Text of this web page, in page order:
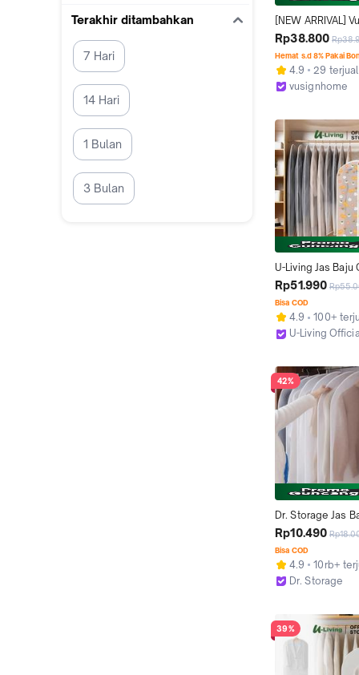
Terakhir ditambahkan
7 Hari
14 Hari
1 Bulan
3 Bulan
[NEW ARRIVAL]
Clothing Dust
Premium /
Anti Air Anti Debu /
Pelindung
Rp38.800
Hemat s.d 8% Pakai
4.9
29 terjual
vusignhome
U-Living Jas Baju
Motif Bunga
Air Anti Debu
Pakaian Ziplock
Rp51.990
Bisa COD
4.9
100+
U-Living
42%
Dr. Storage Jas
Baju Gantungan
Debu Pelindung
Ziplock CB001
Rp10.490
Bisa COD
4.9
10rb+
Dr. Storage
39%